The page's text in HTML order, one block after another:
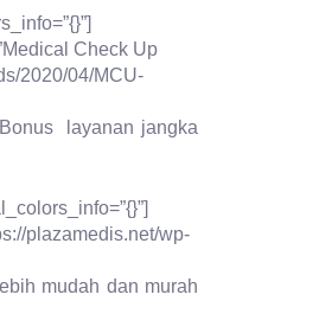
Check Up
2020/04/MCU-
layanan jangka
plazamedis.net/wp-
mudah dan murah